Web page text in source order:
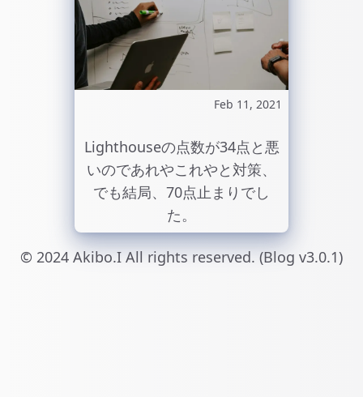
Feb 11, 2021
Lighthouseの点数が34点と悪
いのであれやこれやと対策、
でも結局、70点止まりでし
た。
© 2024 Akibo.I All rights reserved. (Blog v3.0.1)